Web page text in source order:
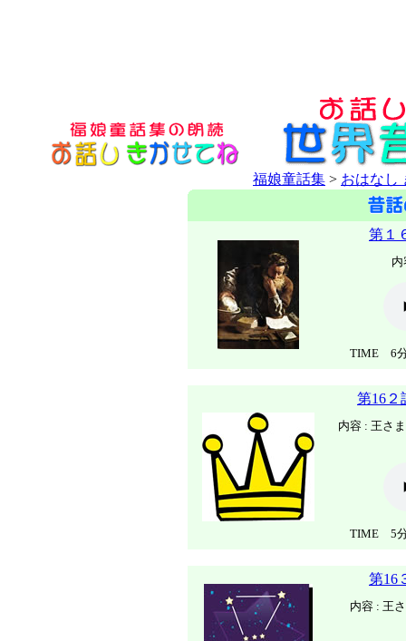
福娘童話集 > おはなし
第１
TIME 6
第16
内容 : 王さ
TIME 5
第16
内容 : 王